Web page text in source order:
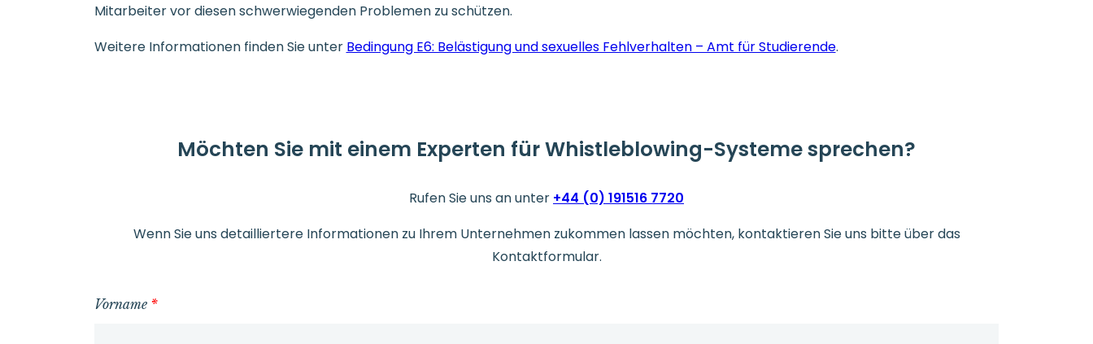
Mitarbeiter vor diesen schwerwiegenden Problemen zu schützen.
Weitere Informationen finden Sie unter Bedingung E6: Belästigung und sexuelles Fehlverhalten – Amt für Studierende.
Möchten Sie mit einem Experten für Whistleblowing-Systeme sprechen?
Rufen Sie uns an unter +44 (0) 191516 7720
Wenn Sie uns detailliertere Informationen zu Ihrem Unternehmen zukommen lassen möchten, kontaktieren Sie uns bitte über das
Kontaktformular.
Vorname *